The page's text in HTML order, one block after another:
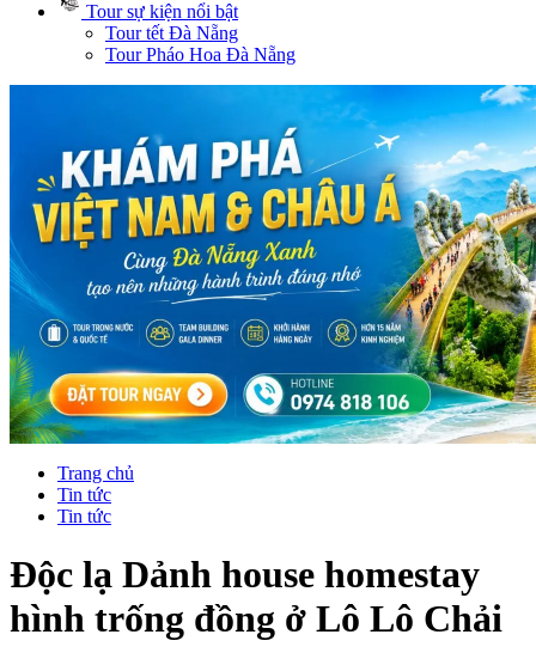
Tour sự kiện nổi bật
Tour tết Đà Nẵng
Tour Pháo Hoa Đà Nẵng
Trang chủ
Tin tức
Tin tức
Độc lạ Dảnh house homestay
hình trống đồng ở Lô Lô Chải